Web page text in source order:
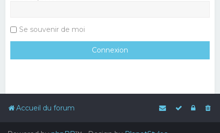
Se souvenir de moi
Accueil du forum